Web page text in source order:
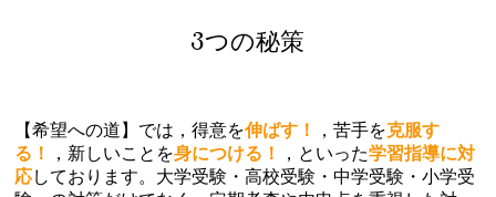
3つの秘策
【希望への道】では，得意を伸ばす！ ，苦手を克服す
る！
，新しいことを身につける！ ，といった学習指導に対
応しております。大学受験・高校受験・中学受験・小学受